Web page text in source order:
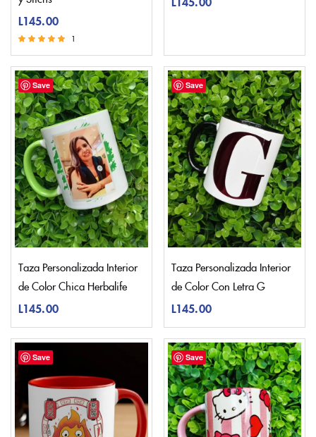
L145.00
de 5
1
Save
Taza Personalizada Interior
de Color Chica Herbalife
L145.00
Save
Taza Personalizada Interior
de Color Con Letra G
L145.00
Save Save